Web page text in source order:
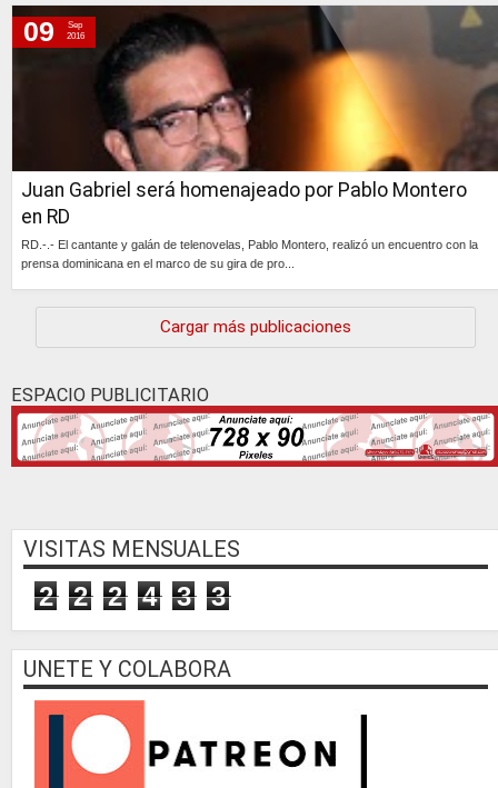
Juan Gabriel será homenajeado por Pablo Montero
en RD
RD.-.- El cantante y galán de telenovelas, Pablo Montero, realizó un encuentro con la
prensa dominicana en el marco de su gira de pro...
09
Sep
2016
Cargar más publicaciones
ESPACIO PUBLICITARIO
VISITAS MENSUALES
2 2 2 4 3 3
UNETE Y COLABORA